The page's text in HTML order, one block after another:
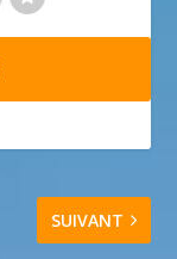
SUIVANT